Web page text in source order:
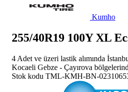
Kumho
255/40R19 100Y XL
4 Adet ve üzeri lastik alımında
Kocaeli Gebze - Çayırova
Stok kodu TML-KMH-BN-